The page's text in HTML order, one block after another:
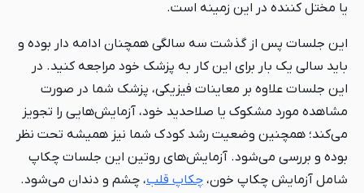
یا مختل کننده در این زمینه است.
این جلسات پس از گذشت سه سالگی همچنان ادامه دار بوده و
باید سالی یک بار برای این کار به پزشک خود مراجعه کنید. در
این جلسات علاوه بر معاینات فیزیکی، پزشک شما در صورت
مشاهده مورد مشکوک یا صلاحدید خود، آزمایش‌هایی را تجویز
می‌کند؛ همچنین وضعیت رشد کودک شما نیز همیشه تحت نظر
بوده و بررسی می‌شود. آزمایش‌های روتین این جلسات چکاپ
شامل آزمایش چکاپ خون، چکاپ قلب، چشم و دندان می‌شود.